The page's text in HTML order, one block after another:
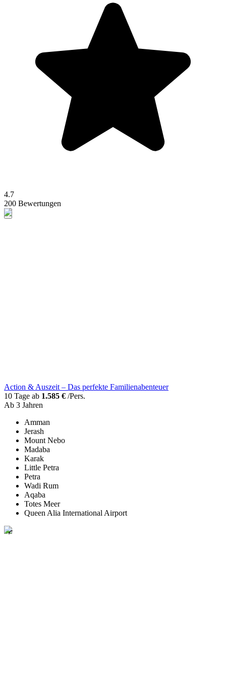
4.7
200 Bewertungen
Action & Auszeit – Das perfekte Familienabenteuer
10 Tage ab 1.585 € /Pers.
Ab 3 Jahren
Amman
Jerash
Mount Nebo
Madaba
Karak
Little Petra
Petra
Wadi Rum
Aqaba
Totes Meer
Queen Alia International Airport